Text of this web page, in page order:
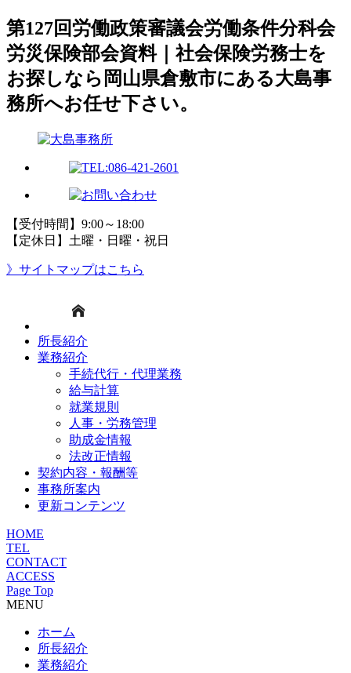
第127回労働政策審議会労働条件分科会
労災保険部会資料｜社会保険労務士を
お探しなら岡山県倉敷市にある大島事
務所へお任せ下さい。
【受付時間】9:00～18:00
【定休日】土曜・日曜・祝日
》サイトマップはこちら
所長紹介
業務紹介
手続代行・代理業務
給与計算
就業規則
人事・労務管理
助成金情報
法改正情報
契約内容・報酬等
事務所案内
更新コンテンツ
HOME
TEL
CONTACT
ACCESS
Page Top
MENU
ホーム
所長紹介
業務紹介